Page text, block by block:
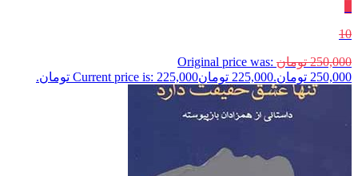
10
250,000 تومان Original price was:
250,000 تومان.
225,000 تومانCurrent price is: 225,000 تومان.